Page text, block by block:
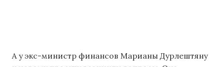
А у экс-министр финансов Марианы Дурлештяну